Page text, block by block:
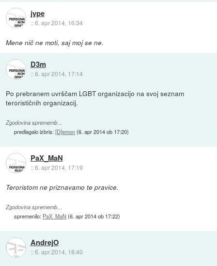
jype
::6. apr 2014, 16:34
Mene nič ne moti, saj moj se ne.
D3m
::6. apr 2014, 17:14
Po prebranem uvrščam LGBT organizacijo na svoj seznam
terorističnih organizacij.
Zgodovina sprememb…
predlagalo izbris:[D]emon(6. apr 2014 ob 17:20)
PaX_MaN
::6. apr 2014, 17:19
Teroristom ne priznavamo te pravice.
Zgodovina sprememb…
spremenilo: PaX_MaN(6. apr 2014 ob 17:22)
AndrejO
::6. apr 2014, 18:40